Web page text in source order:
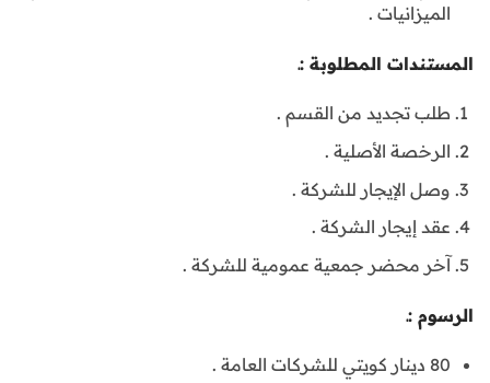
الميزانيات .
المستندات المطلوبة :ـ
طلب تجديد من القسم .
الرخصة الأصلية .
وصل الإيجار للشركة .
عقد إيجار الشركة .
آخر محضر جمعية عمومية للشركة .
الرسوم :ـ
80 دينار كويتي للشركات العامة .